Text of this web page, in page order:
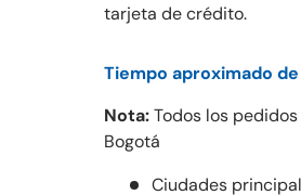
tarjeta de crédito.
Tiempo aproximado
Nota:Todos los
Bogotá
Ciudades